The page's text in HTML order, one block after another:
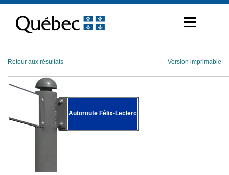
contenu
Retour aux résultats Version imprimable
Autoroute Félix-Leclerc